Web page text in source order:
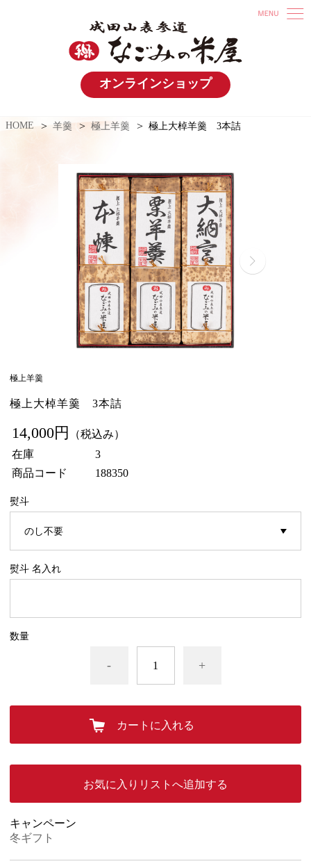
オンラインショップ
HOME 羊羹 極上羊羹 極上大棹羊羹 3本詰
極上羊羹
極上大棹羊羹 3本詰
14,000円
（税込み）
在庫
3
商品コード
188350
熨斗
熨斗 名入れ
数量
- +
カートに入れる
お気に入りリストへ追加する
キャンペーン
冬ギフト